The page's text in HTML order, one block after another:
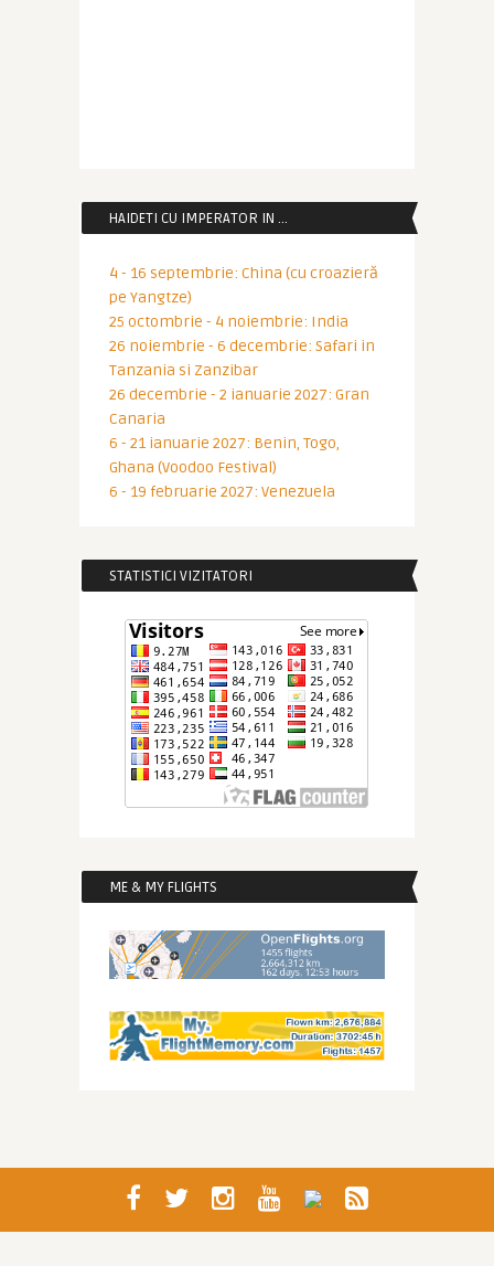
HAIDETI CU IMPERATOR IN …
4 - 16 septembrie: China (cu croazieră
pe Yangtze)
25 octombrie - 4 noiembrie: India
26 noiembrie - 6 decembrie: Safari in
Tanzania si Zanzibar
26 decembrie - 2 ianuarie 2027: Gran
Canaria
6 - 21 ianuarie 2027: Benin, Togo,
Ghana (Voodoo Festival)
6 - 19 februarie 2027: Venezuela
STATISTICI VIZITATORI
ME & MY FLIGHTS